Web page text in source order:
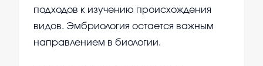
подходов к изучению происхождения
видов. Эмбриология остается важным
направлением в биологии.